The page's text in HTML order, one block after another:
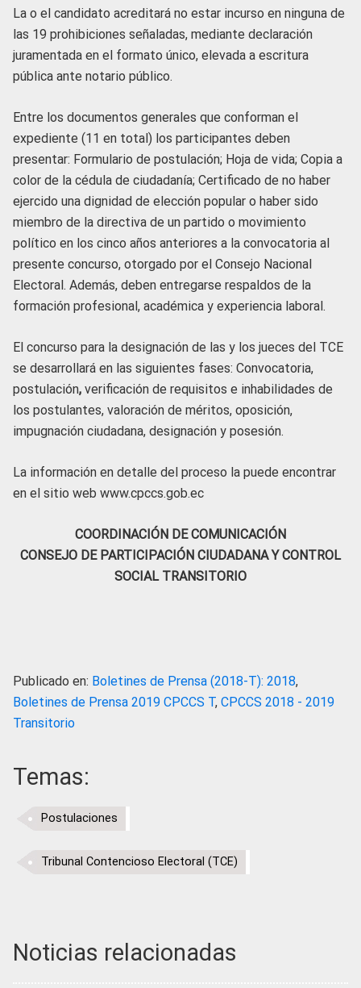
La o el candidato acreditará no estar incurso en ninguna de
las 19 prohibiciones señaladas, mediante declaración
juramentada en el formato único, elevada a escritura
pública ante notario público.
Entre los documentos generales que conforman el
expediente (11 en total) los participantes deben
presentar: Formulario de postulación; Hoja de vida; Copia a
color de la cédula de ciudadanía; Certificado de no haber
ejercido una dignidad de elección popular o haber sido
miembro de la directiva de un partido o movimiento
político en los cinco años anteriores a la convocatoria al
presente concurso, otorgado por el Consejo Nacional
Electoral. Además, deben entregarse respaldos de la
formación profesional, académica y experiencia laboral.
El concurso para la designación de las y los jueces del TCE
se desarrollará en las siguientes fases: Convocatoria,
postulación, verificación de requisitos e inhabilidades de
los postulantes, valoración de méritos, oposición,
impugnación ciudadana, designación y posesión.
La información en detalle del proceso la puede encontrar
en el sitio web www.cpccs.gob.ec
COORDINACIÓN DE COMUNICACIÓN
CONSEJO DE PARTICIPACIÓN CIUDADANA Y CONTROL
SOCIAL TRANSITORIO
Publicado en: Boletines de Prensa (2018-T): 2018,
Boletines de Prensa 2019 CPCCS T, CPCCS 2018 - 2019
Transitorio
Temas:
Postulaciones
Tribunal Contencioso Electoral (TCE)
Noticias relacionadas